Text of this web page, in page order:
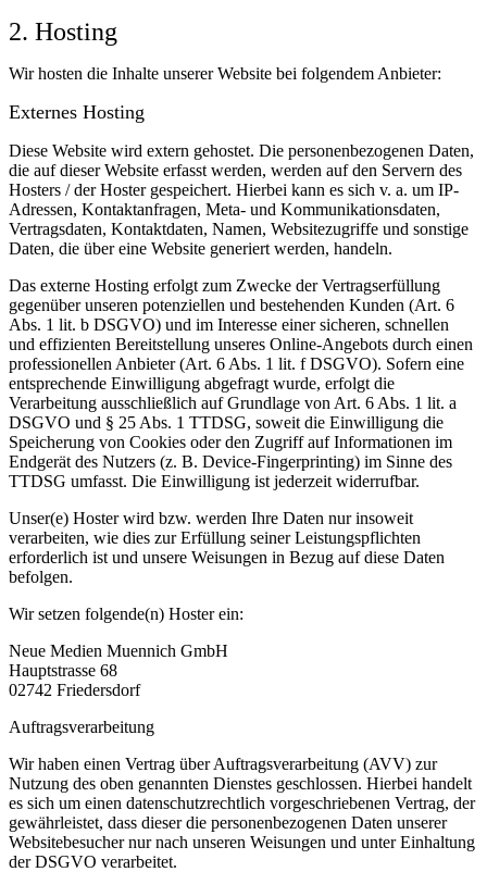
2. Hosting
Wir hosten die Inhalte unserer Website bei folgendem Anbieter:
Externes Hosting
Diese Website wird extern gehostet. Die personenbezogenen Daten,
die auf dieser Website erfasst werden, werden auf den Servern des
Hosters / der Hoster gespeichert. Hierbei kann es sich v. a. um IP-
Adressen, Kontaktanfragen, Meta- und Kommunikationsdaten,
Vertragsdaten, Kontaktdaten, Namen, Websitezugriffe und sonstige
Daten, die über eine Website generiert werden, handeln.
Das externe Hosting erfolgt zum Zwecke der Vertragserfüllung
gegenüber unseren potenziellen und bestehenden Kunden (Art. 6
Abs. 1 lit. b DSGVO) und im Interesse einer sicheren, schnellen
und effizienten Bereitstellung unseres Online-Angebots durch einen
professionellen Anbieter (Art. 6 Abs. 1 lit. f DSGVO). Sofern eine
entsprechende Einwilligung abgefragt wurde, erfolgt die
Verarbeitung ausschließlich auf Grundlage von Art. 6 Abs. 1 lit. a
DSGVO und § 25 Abs. 1 TTDSG, soweit die Einwilligung die
Speicherung von Cookies oder den Zugriff auf Informationen im
Endgerät des Nutzers (z. B. Device-Fingerprinting) im Sinne des
TTDSG umfasst. Die Einwilligung ist jederzeit widerrufbar.
Unser(e) Hoster wird bzw. werden Ihre Daten nur insoweit
verarbeiten, wie dies zur Erfüllung seiner Leistungspflichten
erforderlich ist und unsere Weisungen in Bezug auf diese Daten
befolgen.
Wir setzen folgende(n) Hoster ein:
Neue Medien Muennich GmbH
Hauptstrasse 68
02742 Friedersdorf
Auftragsverarbeitung
Wir haben einen Vertrag über Auftragsverarbeitung (AVV) zur
Nutzung des oben genannten Dienstes geschlossen. Hierbei handelt
es sich um einen datenschutzrechtlich vorgeschriebenen Vertrag, der
gewährleistet, dass dieser die personenbezogenen Daten unserer
Websitebesucher nur nach unseren Weisungen und unter Einhaltung
der DSGVO verarbeitet.